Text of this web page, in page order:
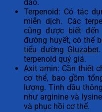
dào.
Terpenoid: Có tác
miễn dịch. Các
cũng được biết
đường huyết, có thể
tiểu đường Gluzabet
terpenoid quý giá.
Axit amin: Cần thiết
cơ thể, bao gồm
lượng. Tinh dầu
như arginine và
và phục hồi cơ thể.